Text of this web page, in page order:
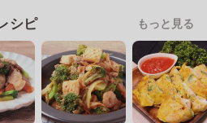
シピ もっと見る